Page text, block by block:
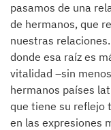
pasamos de una
de hermanos, que
nuestras
donde esa raíz es
vitalidad –sin
hermanos países
que tiene su reflejo
en las expresiones